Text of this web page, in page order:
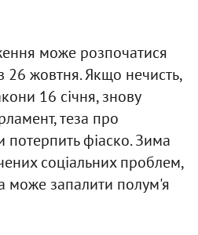
може розпочатися
26 жовтня. Якщо нечисть,
16 січня, знову
теза про
фіаско. Зима
соціальних проблем,
може запалити полум'я